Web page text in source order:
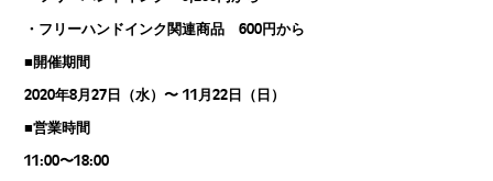
・フリーハンドインク関連商品 600円から
■開催期間
2020年8月27日（水）〜 11月22日（日）
■営業時間
11:00〜18:00